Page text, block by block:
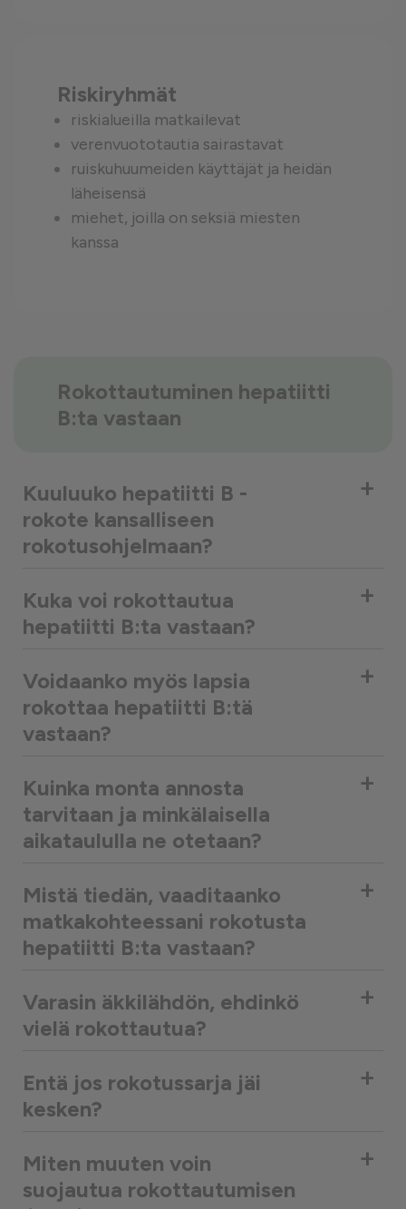
Riskiryhmät
riskialueilla matkailevat
verenvuototautia sairastavat
ruiskuhuumeiden käyttäjät ja heidän
läheisensä
miehet, joilla on seksiä miesten
kanssa
Rokottautuminen hepatiitti
B:ta vastaan
Kuuluuko hepatiitti B -
rokote kansalliseen
rokotusohjelmaan?
+
Kuka voi rokottautua
hepatiitti B:ta vastaan?
+
Voidaanko myös lapsia
rokottaa hepatiitti B:tä
vastaan?
+
Kuinka monta annosta
tarvitaan ja minkälaisella
aikataululla ne otetaan?
+
Mistä tiedän, vaaditaanko
matkakohteessani rokotusta
hepatiitti B:ta vastaan?
+
Varasin äkkilähdön, ehdinkö
vielä rokottautua?
+
Entä jos rokotussarja jäi
kesken?
+
Miten muuten voin
suojautua rokottautumisen
+